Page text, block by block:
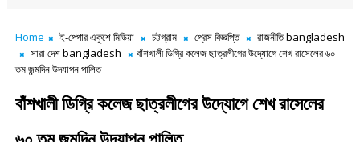
Home ই-পেপার একুশে মিডিয়া চট্টগ্রাম প্রেস বিজ্ঞপ্তি
রাজনীতি bangladesh
সারা দেশ bangladesh
বাঁশখালী ডিগ্রি কলেজ ছাত্রলীগের উদ্যোগে শেখ রাসেলের ৬০
তম জন্মদিন উদযাপন পালিত
বাঁশখালী ডিগ্রি কলেজ ছাত্রলীগের উদ্যোগে শেখ রাসেলের